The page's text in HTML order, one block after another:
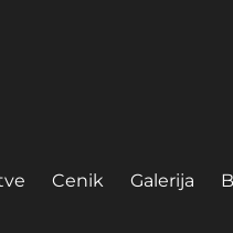
Cenik Galerija